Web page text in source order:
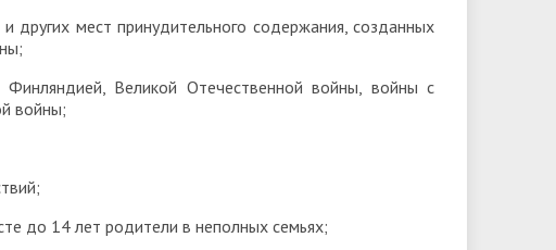
других мест принудительного содержания, созданных
Великой Отечественной войны, войны с
войны;
до 14 лет родители в неполных семьях;